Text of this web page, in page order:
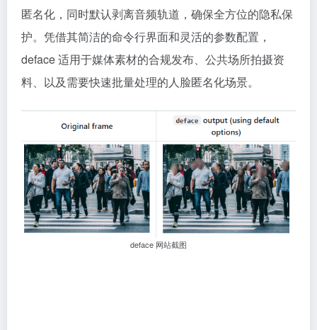
匿名化，同时默认剥离音频轨道，确保全方位的隐私保
护。凭借其简洁的命令行界面和灵活的参数配置，
deface 适用于媒体素材的合规发布、公共场所拍摄资
料、以及需要快速批量处理的人脸匿名化场景。
deface 网站截图